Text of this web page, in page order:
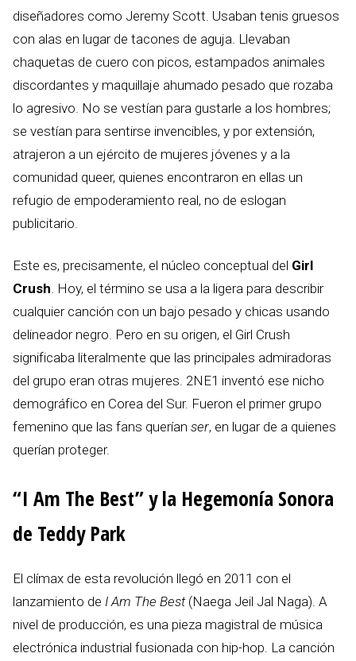
diseñadores como Jeremy Scott. Usaban tenis gruesos
con alas en lugar de tacones de aguja. Llevaban
chaquetas de cuero con picos, estampados animales
discordantes y maquillaje ahumado pesado que rozaba
lo agresivo. No se vestían para gustarle a los hombres;
se vestían para sentirse invencibles, y por extensión,
atrajeron a un ejército de mujeres jóvenes y a la
comunidad queer, quienes encontraron en ellas un
refugio de empoderamiento real, no de eslogan
publicitario.
Este es, precisamente, el núcleo conceptual del Girl
Crush . Hoy, el término se usa a la ligera para describir
cualquier canción con un bajo pesado y chicas usando
delineador negro. Pero en su origen, el Girl Crush
significaba literalmente que las principales admiradoras
del grupo eran otras mujeres. 2NE1 inventó ese nicho
demográfico en Corea del Sur. Fueron el primer grupo
femenino que las fans querían ser, en lugar de a quienes
querían proteger.
“I Am The Best” y la Hegemonía Sonora
de Teddy Park
El clímax de esta revolución llegó en 2011 con el
lanzamiento de I Am The Best(Naega Jeil Jal Naga). A
nivel de producción, es una pieza magistral de música
electrónica industrial fusionada con hip-hop. La canción